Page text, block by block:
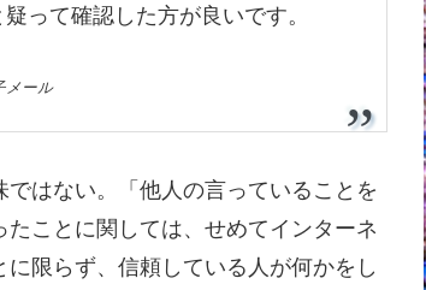
って確認した方が良いです。
メール
はない。「他人の言っていることを
ことに関しては、せめてインターネ
限らず、信頼している人が何かをし